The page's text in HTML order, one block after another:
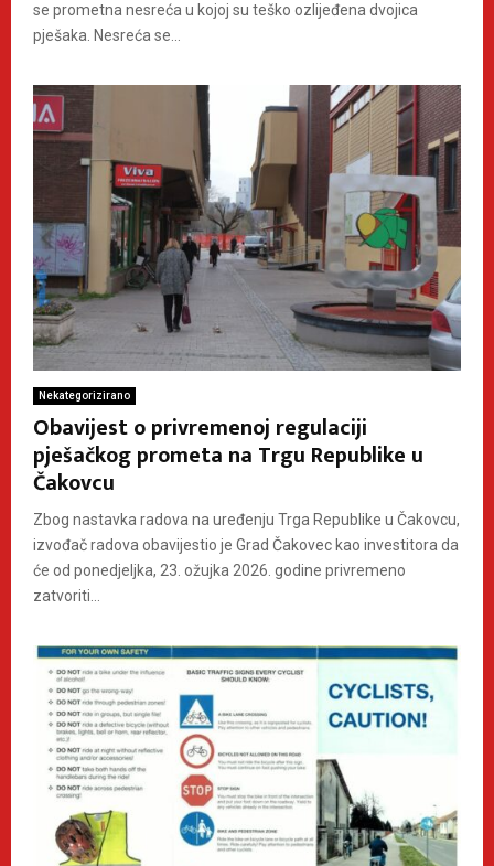
se prometna nesreća u kojoj su teško ozlijeđena dvojica
pješaka. Nesreća se...
Nekategorizirano
Obavijest o privremenoj regulaciji
pješačkog prometa na Trgu Republike u
Čakovcu
Zbog nastavka radova na uređenju Trga Republike u Čakovcu,
izvođač radova obavijestio je Grad Čakovec kao investitora da
će od ponedjeljka, 23. ožujka 2026. godine privremeno
zatvoriti...